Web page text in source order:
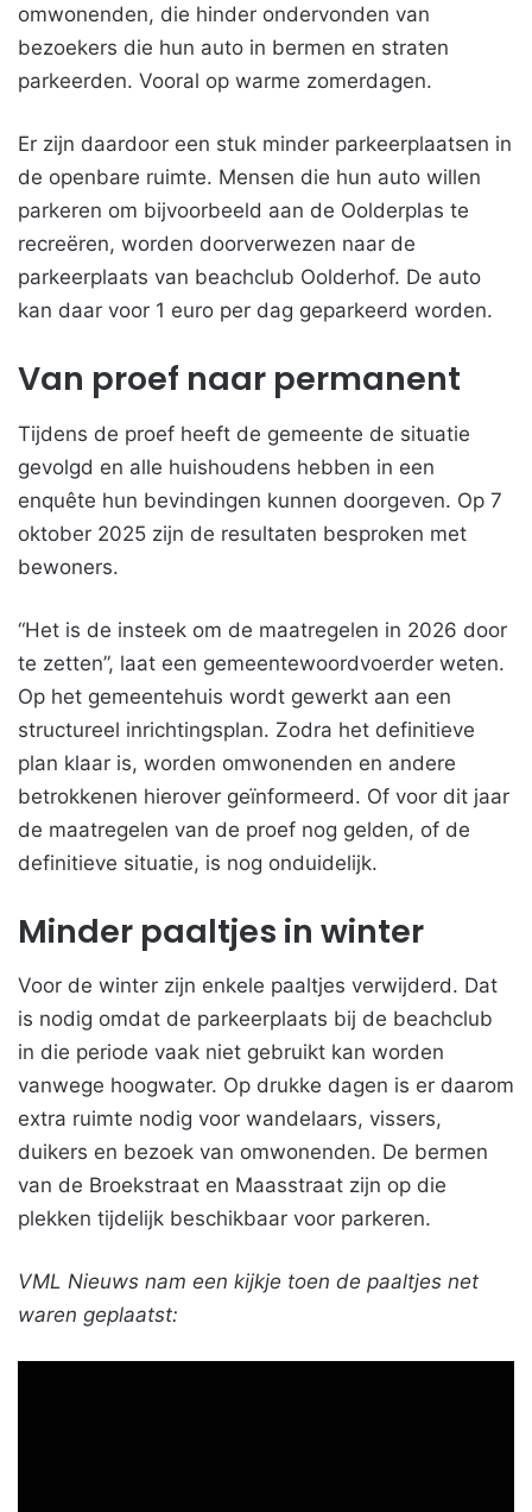
omwonenden, die hinder ondervonden van
bezoekers die hun auto in bermen en straten
parkeerden. Vooral op warme zomerdagen.
Er zijn daardoor een stuk minder parkeerplaatsen in
de openbare ruimte. Mensen die hun auto willen
parkeren om bijvoorbeeld aan de Oolderplas te
recreëren, worden doorverwezen naar de
parkeerplaats van beachclub Oolderhof. De auto
kan daar voor 1 euro per dag geparkeerd worden.
Van proef naar permanent
Tijdens de proef heeft de gemeente de situatie
gevolgd en alle huishoudens hebben in een
enquête hun bevindingen kunnen doorgeven. Op 7
oktober 2025 zijn de resultaten besproken met
bewoners.
“Het is de insteek om de maatregelen in 2026 door
te zetten”, laat een gemeentewoordvoerder weten.
Op het gemeentehuis wordt gewerkt aan een
structureel inrichtingsplan. Zodra het definitieve
plan klaar is, worden omwonenden en andere
betrokkenen hierover geïnformeerd. Of voor dit jaar
de maatregelen van de proef nog gelden, of de
definitieve situatie, is nog onduidelijk.
Minder paaltjes in winter
Voor de winter zijn enkele paaltjes verwijderd. Dat
is nodig omdat de parkeerplaats bij de beachclub
in die periode vaak niet gebruikt kan worden
vanwege hoogwater. Op drukke dagen is er daarom
extra ruimte nodig voor wandelaars, vissers,
duikers en bezoek van omwonenden. De bermen
van de Broekstraat en Maasstraat zijn op die
plekken tijdelijk beschikbaar voor parkeren.
VML Nieuws nam een kijkje toen de paaltjes net
waren geplaatst: